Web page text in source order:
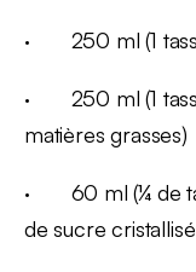
· 250 ml (1
· 250 ml (1
matières grasses)
· 60 ml (¼ de
de sucre cristallisé